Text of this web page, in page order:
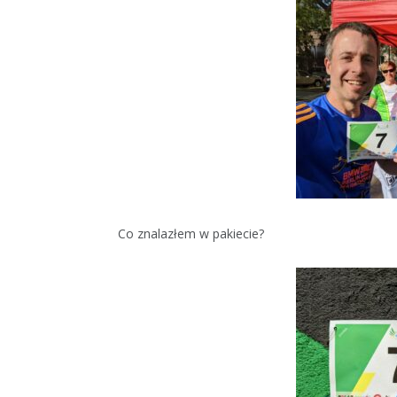
Co znalazłem w pakiecie?